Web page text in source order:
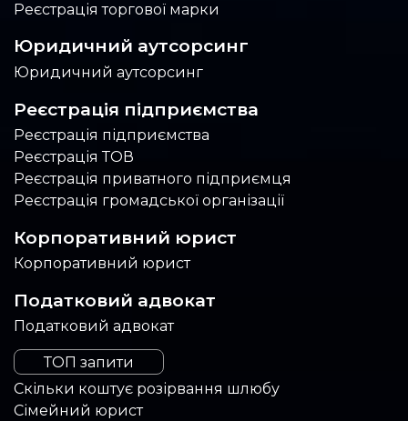
Реєстрація торгової марки
Юридичний аутсорсинг
Юридичний аутсорсинг
Реєстрація підприємства
Реєстрація підприємства
Реєстрація ТОВ
Реєстрація приватного підприємця
Реєстрація громадської організації
Корпоративний юрист
Корпоративний юрист
Податковий адвокат
Податковий адвокат
ТОП запити
Скільки коштує розірвання шлюбу
Сімейний юрист